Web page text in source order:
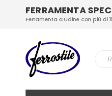
FERRAMENTA
Ferramenta a Udine con più di